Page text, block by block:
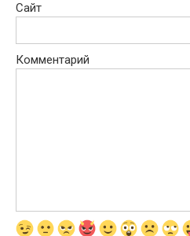
Сайт
Комментарий